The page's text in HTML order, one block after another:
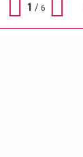
1 / 6